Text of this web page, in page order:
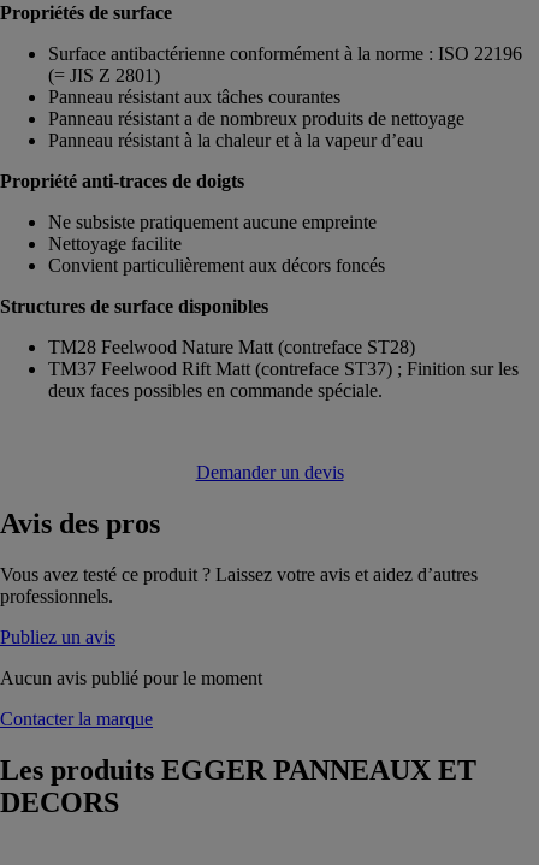
Propriétés de surface
Surface antibactérienne conformément à la norme : ISO 22196
(= JIS Z 2801)
Panneau résistant aux tâches courantes
Panneau résistant a de nombreux produits de nettoyage
Panneau résistant à la chaleur et à la vapeur d’eau
Propriété anti-traces de doigts
Ne subsiste pratiquement aucune empreinte
Nettoyage facilite
Convient particulièrement aux décors foncés
Structures de surface disponibles
TM28 Feelwood Nature Matt (contreface ST28)
TM37 Feelwood Rift Matt (contreface ST37) ; Finition sur les
deux faces possibles en commande spéciale.
Demander un devis
Avis des pros
Vous avez testé ce produit ? Laissez votre avis et aidez d’autres
professionnels.
Publiez un avis
Aucun avis publié pour le moment
Contacter la marque
Les produits EGGER PANNEAUX ET
DECORS